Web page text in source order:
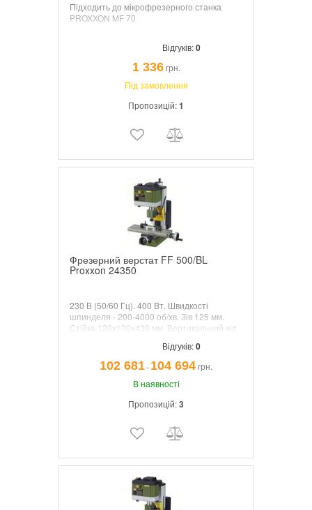
Підходить до мікрофрезерного станка
PROXXON MF 70
Відгуків:0
1 336грн.
Під замовлення
Пропозицій:1
Фрезерний верстат FF 500/BL
Proxxon 24350
230 В (50/60 Гц). 400 Вт. Швидкості
шпинделя - 200-4000 об/хв. Зів 125 мм.
Стійка 120х100х430 мм. Вертикальний хід
400х125 мм. Хід столу Х310, Y100 мм.
Розміри: 750х550х550 мм. Вага близько 47
Відгуків:0
102 681¯104 694грн.
В наявності
Пропозицій:3